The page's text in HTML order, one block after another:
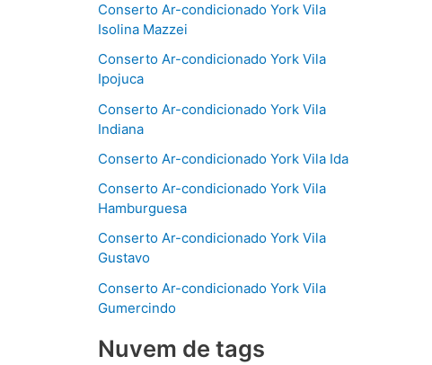
Conserto Ar-condicionado York Vila
Isolina Mazzei
Conserto Ar-condicionado York Vila
Ipojuca
Conserto Ar-condicionado York Vila
Indiana
Conserto Ar-condicionado York Vila Ida
Conserto Ar-condicionado York Vila
Hamburguesa
Conserto Ar-condicionado York Vila
Gustavo
Conserto Ar-condicionado York Vila
Gumercindo
Nuvem de tags